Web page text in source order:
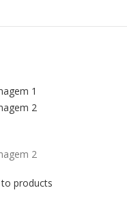
products